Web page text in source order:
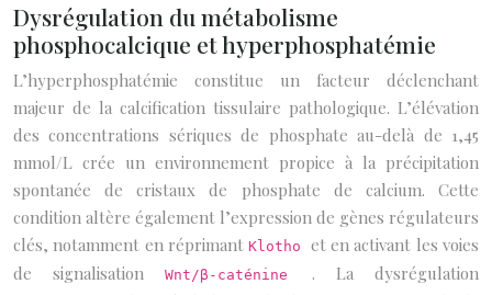
Dysrégulation du métabolisme
phosphocalcique et hyperphosphatémie
L’hyperphosphatémie constitue un facteur déclenchant
majeur de la calcification tissulaire pathologique. L’élévation
des concentrations sériques de phosphate au-delà de 1,45
mmol/L crée un environnement propice à la précipitation
spontanée de cristaux de phosphate de calcium. Cette
condition altère également l’expression de gènes régulateurs
clés, notamment en réprimantKlotho et en activant les voies
de signalisation
Wnt/β-caténine . La dysrégulation